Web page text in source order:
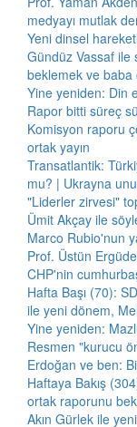
medyayı mutlak
Yeni dinsel
Gündüz Vassaf ile
beklemek ve baba
Yine yeniden: Din
Rapor bitti süreç
Komisyon raporu
ortak yayın
Transatlantik:
mu? | Ukrayna
"Liderler zirvesi"
Ümit Akçay ile
Marco Rubio'nun
Prof. Üstün
CHP'nin
Hafta Başı (70):
ile yeni dönem,
Yine yeniden:
Resmen "kurucu
Erdoğan ve ben:
Haftaya Bakış
ortak raporunu
Akın Gürlek ile